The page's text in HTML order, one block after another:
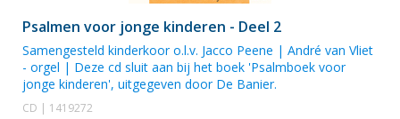
Psalmen voor jonge kinderen - Deel 2
Samengesteld kinderkoor o.l.v. Jacco Peene | André van Vliet
- orgel | Deze cd sluit aan bij het boek 'Psalmboek voor
jonge kinderen', uitgegeven door De Banier.
CD | 1419272